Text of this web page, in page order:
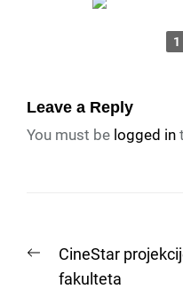
1
Leave a Reply
You must be logged in
navigation
Previous
post:
CineStar
fakulteta